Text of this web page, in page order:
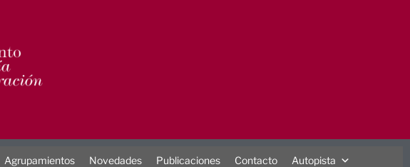
Agrupamientos Novedades Publicaciones Contacto Autopista